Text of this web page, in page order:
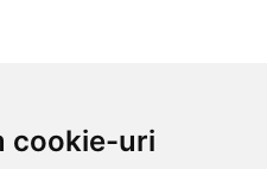
cookie-uri